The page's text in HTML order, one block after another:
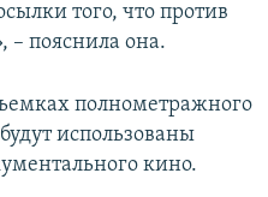
того, что против
– пояснила она.
полнометражного
использованы
кино.